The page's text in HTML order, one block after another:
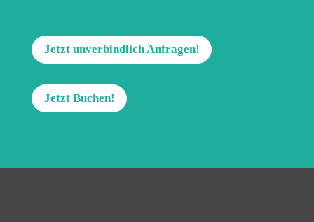
Jetzt unverbindlich Anfragen!
Jetzt Buchen!